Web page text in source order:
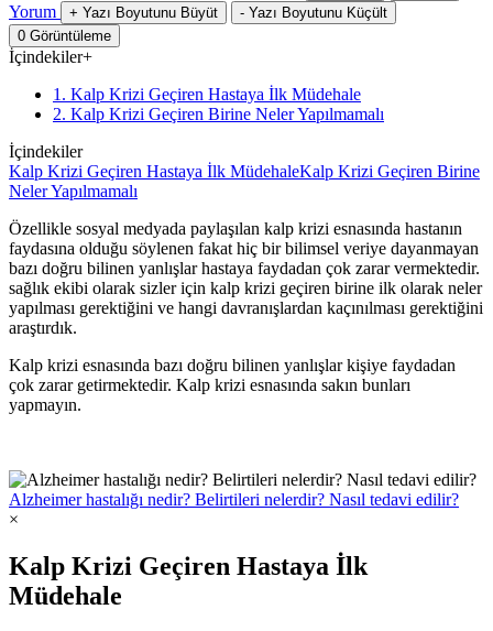
Yorum
+ Yazı Boyutunu Büyüt - Yazı Boyutunu Küçült
0 Görüntüleme
İçindekiler+
1. Kalp Krizi Geçiren Hastaya İlk Müdehale
2. Kalp Krizi Geçiren Birine Neler Yapılmamalı
İçindekiler
Kalp Krizi Geçiren Hastaya İlk MüdehaleKalp Krizi Geçiren Birine
Neler Yapılmamalı
Özellikle sosyal medyada paylaşılan kalp krizi esnasında hastanın
faydasına olduğu söylenen fakat hiç bir bilimsel veriye dayanmayan
bazı doğru bilinen yanlışlar hastaya faydadan çok zarar vermektedir.
sağlık ekibi olarak sizler için kalp krizi geçiren birine ilk olarak neler
yapılması gerektiğini ve hangi davranışlardan kaçınılması gerektiğini
araştırdık.
Kalp krizi esnasında bazı doğru bilinen yanlışlar kişiye faydadan
çok zarar getirmektedir. Kalp krizi esnasında sakın bunları
yapmayın.
Alzheimer hastalığı nedir? Belirtileri nelerdir? Nasıl tedavi edilir?
×
Kalp Krizi Geçiren Hastaya İlk
Müdehale